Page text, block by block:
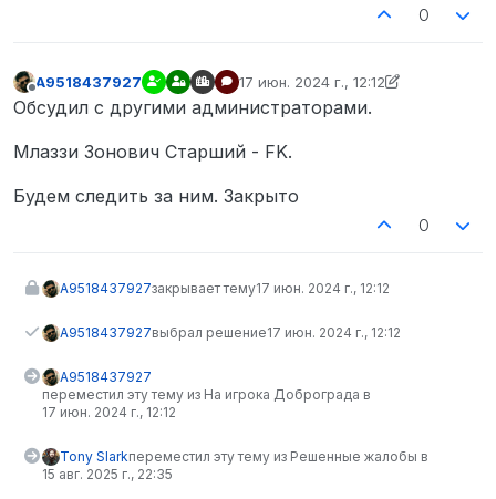
0
Не в сети
A9518437927 17 июн. 2024 г., 12:12
отредактировано A9518437927
Обсудил с другими администраторами.
Млаззи Зонович Старший - FK.
Будем следить за ним. Закрыто
0
A9518437927закрывает тему17 июн. 2024 г., 12:12
A9518437927выбрал решение17 июн. 2024 г., 12:12
A9518437927
переместил эту тему из На игрока Доброграда в
17 июн. 2024 г., 12:12
Tony Slarkпереместил эту тему из Решенные жалобы в
15 авг. 2025 г., 22:35